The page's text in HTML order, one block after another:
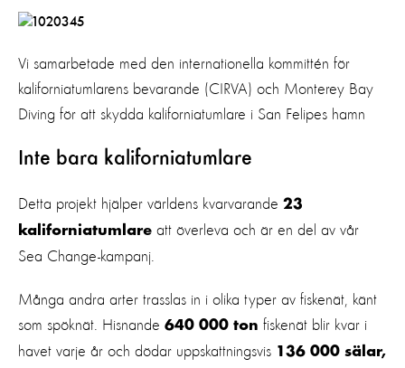
Vi samarbetade med den internationella kommittén för
kaliforniatumlarens bevarande (CIRVA) och Monterey Bay
Diving för att skydda kaliforniatumlare i San Felipes hamn
Inte bara kaliforniatumlare
Detta projekt hjälper världens kvarvarande 23
kaliforniatumlare att överleva och är en del av vår
Sea Change-kampanj.
Många andra arter trasslas in i olika typer av fiskenät, känt
som spöknät. Hisnande 640 000 ton fiskenät blir kvar i
havet varje år och dödar uppskattningsvis 136 000 sälar,